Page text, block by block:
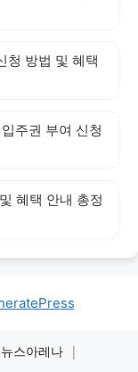
청 방법 및 혜택
주권 부여 신청
혜택 안내 총정
뉴스아레나 |